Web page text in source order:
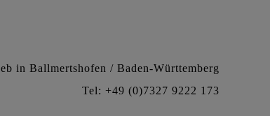
in Ballmertshofen / Baden-Württemberg
Tel: +49 (0)7327 9222 173